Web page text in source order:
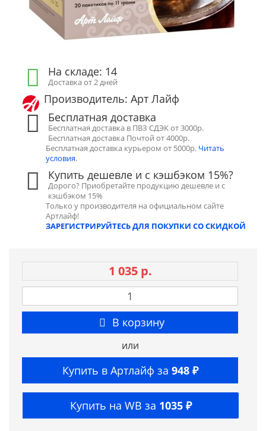
На складе: 14
Доставка от 2 дней
Производитель: Арт Лайф
Бесплатная доставка
Бесплатная доставка в ПВЗ СДЭК от 3000р.
Бесплатная доставка Почтой от 4000р.
Бесплатная доставка курьером от 5000р. Читать
условия.
Купить дешевле и с кэшбэком 15%?
Дорого? Приобретайте продукцию дешевле и с
кэшбэком 15%
Только у производителя на официальном сайте
Артлайф!
ЗАРЕГИСТРИРУЙТЕСЬ ДЛЯ ПОКУПКИ СО СКИДКОЙ
1 035 р.
В корзину
или
Купить в Артлайф за 948 ₽
Купить на WB за 1035 ₽